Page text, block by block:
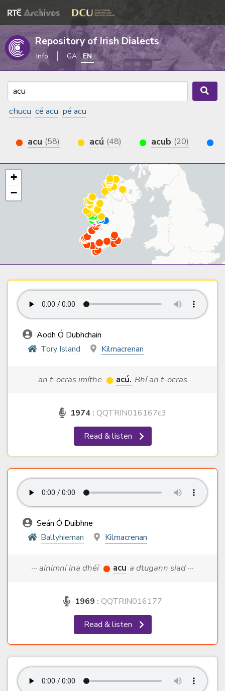
Repository of Irish Dialects
Info GA EN
chucu cé acu pé acu
acu (58) acú (48) acub (20)
+
−
Aodh Ó Dubhchain
Tory Island
Kilmacrenan
··· an t-ocras imíthe acú. Bhí an t-ocras ···
1974 : QQTRIN016167c3
Read & listen
Seán Ó Duibhne
Ballyhiernan
Kilmacrenan
··· ainimní ina dhéí acu a dtugann siad ···
1969 : QQTRIN016177
Read & listen